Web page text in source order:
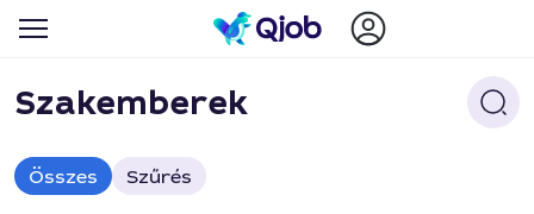
Szakemberek
Összes Szűrés